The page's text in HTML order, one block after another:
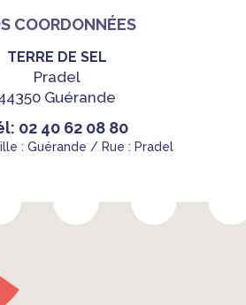
COORDONNÉES
TERRE DE SEL
Pradel
Guérande
02 40 62 08 80
: Guérande / Rue : Pradel